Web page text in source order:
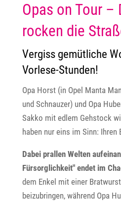
Opas on Tour –
rocken die
Vergiss gemütliche
Vorlese-Stunden!
Opa Horst (in Opel Manta
und Schnauzer) und Opa
Sakko mit edlem Gehstock
haben nur eins im Sinn: Ihren
Dabei prallen Welten
Fürsorglichkeit" endet im
dem Enkel mit einer
beizubringen, während Opa